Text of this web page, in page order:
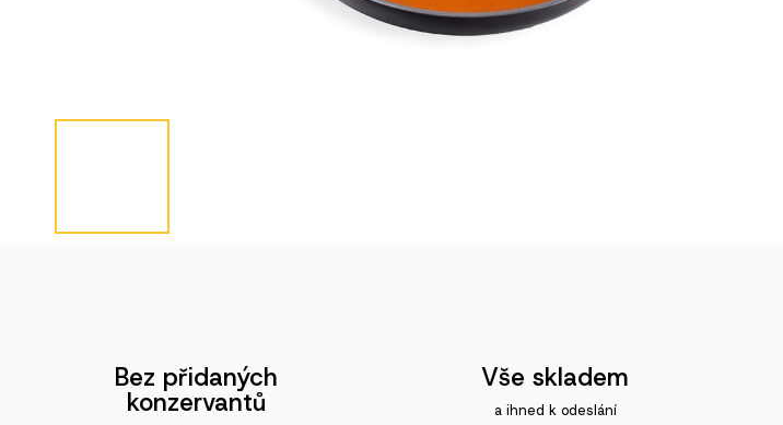
Bez přidaných
konzervantů
Vše skladem
a ihned k odeslání